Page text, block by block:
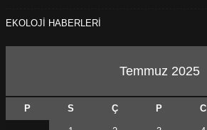
EKOLOJİ HABERLERİ
Temmuz 2025
P S Ç P C